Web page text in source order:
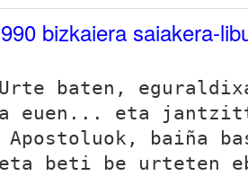
bizkaiera saiakera-
baten,
euen... eta
baiña
eta beti be urteten